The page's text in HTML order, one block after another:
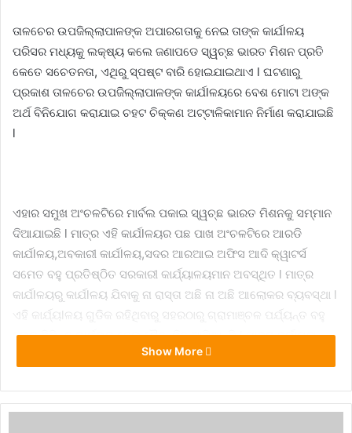
ତାଳଚେର ଉପଜିଲ୍ଲାପାଳଙ୍କ ଅପାରଗତାକୁ ନେଇ ତାଙ୍କ କାର୍ଯlଳୟ
ପରିସର ମଧ୍ୟକୁ ଲକ୍ଷ୍ୟ କଲେ ଜଣାପଡେ ସ୍ୱଚ୍ଛ ଭାରତ ମିଶନ ପ୍ରତି
କେତେ ସଚେତନତା, ଏଥିରୁ ସ୍ପଷ୍ଟ ବାରି ହୋଇଯାଇଥାଏ l ଘଟଣାରୁ
ପ୍ରକାଶ ତାଳଚେର ଉପଜିଲ୍ଲାପାଳଙ୍କ କାର୍ଯlଳୟରେ ବେଶ ମୋଟା ଅଙ୍କ
ଅର୍ଥ ବିନିଯୋଗ କରାଯାଇ ଚହଟ ଚିକ୍କଣ ଅଟ୍ଟାଳିକାମାନ ନିର୍ମାଣ କରାଯାଇଛି
l
ଏହାର ସମୁଖ ଅଂଚଳଟିରେ ମାର୍ବଲ ପକାଇ ସ୍ୱଚ୍ଛ ଭାରତ ମିଶନକୁ ସମ୍ମାନ
ଦିଆଯାଇଛି l ମାତ୍ର ଏହି କାର୍ଯlଳୟର ପଛ ପାଖ ଅଂଚଳଟିରେ ଆରଡି
କାର୍ଯlଳୟ,ଅବକାରୀ କାର୍ଯlଳୟ,ସଦର ଆରଆଇ ଅଫିସ ଆଦି କ୍ୱାଟର୍ସ
ସମେତ ବହୁ ପ୍ରତିଷ୍ଠିତ ସରକାରୀ କାର୍ଯ୍ୟାଳୟମାନ ଅବସ୍ଥିତ l ମାତ୍ର
କାର୍ଯlଳୟରୁ କାର୍ଯlଳୟ ଯିବାକୁ ନା ରାସ୍ତା ଅଛି ନା ଅଛି ଆଲୋକର ବ୍ୟବସ୍ଥା l
ଏହି କାର୍ଯ୍ୟlଳୟ ଗୁଡିକ ରହିଥିବାରୁ ସହରଠାରୁ ଗ୍ରାମାଞ୍ଚଳ ପର୍ଯ୍ୟନ୍ତ ବହୁ
ଲୋକ ବିଭିନ୍ନ କାର୍ଯ୍ୟକୁ ନେଇ ଦୈନନ୍ଦିନ ଆସିଥାନ୍ତି l ମାତ୍ର ଦୁର୍ଭାଗ୍ୟ
ବିଷୟ ଯେ,ସେହି ଅଂଚଳରେ ଫାଙ୍କା ପଡିଥିବା ସ୍ଥାନ ଗୁଡିକରେ ବ୍ୟାପକ
ଅସ୍ୱାସ୍ଥ୍ୟକର ପରିବେଶ ସୃଷ୍ଟି କରିଛି l ମାତ୍ର ଏଥିପ୍ରତି ସ୍ଥାନୀୟ
ପ୍ରଶାସନ ଦୃଷ୍ଟି ଦେଉନାହାନ୍ତି l ଏଣୁ ଏନେଇ ସାଧାରଣରେ ଚର୍ଚ୍ଚାହେବା ସହ
Show More